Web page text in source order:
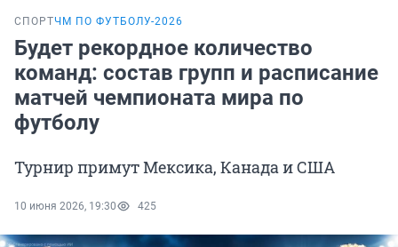
СПОРТЧМ ПО ФУТБОЛУ-2026
Будет рекордное количество
команд: состав групп и расписание
матчей чемпионата мира по
футболу
Турнир примут Мексика, Канада и США
10 июня 2026, 19:30 425